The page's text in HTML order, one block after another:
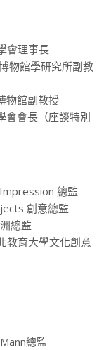
理事長
館學研究所副教
館副教授
長（座談特別
總監
創意總監
總監
學文化創意
總監